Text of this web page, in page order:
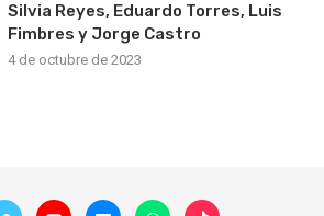
Silvia Reyes, Eduardo Torres, Luis
Fimbres y Jorge Castro
4 de octubre de 2023